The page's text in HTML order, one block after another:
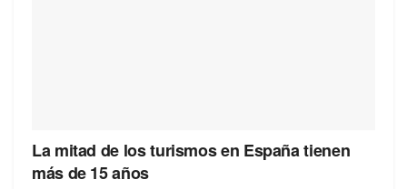
La mitad de los turismos en España tienen
más de 15 años